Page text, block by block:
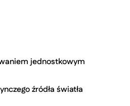
jednostkowym
źródła światła